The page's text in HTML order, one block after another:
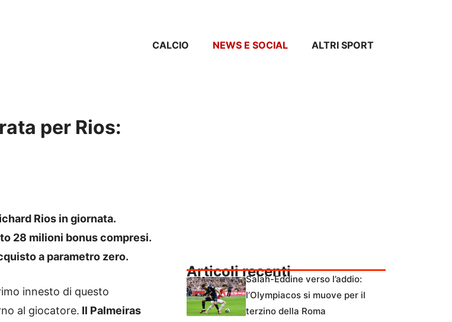
CALCIO NEWS E SOCIAL ALTRI SPORT
per Rios:
Rios in giornata.
28 milioni bonus compresi.
a parametro zero.
innesto di questo
al giocatore. Il Palmeiras
Articoli recentiSalah-Eddine verso l’addio:
l’Olympiacos si muove per il
terzino della Roma